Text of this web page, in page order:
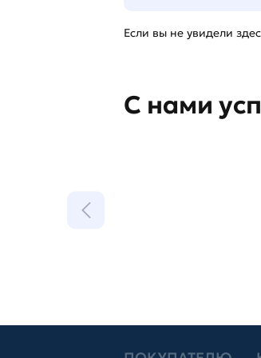
Если вы не увидели
С нами